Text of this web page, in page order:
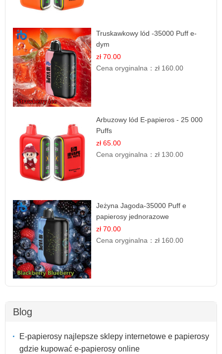
Truskawkowy lód -35000 Puff e-
dym
zł 70.00
Cena oryginalna：zł 160.00
Arbuzowy lód E-papieros - 25 000
Puffs
zł 65.00
Cena oryginalna：zł 130.00
Jeżyna Jagoda-35000 Puff e
papierosy jednorazowe
zł 70.00
Cena oryginalna：zł 160.00
Blog
E-papierosy najlepsze sklepy internetowe e papierosy
gdzie kupować e-papierosy online